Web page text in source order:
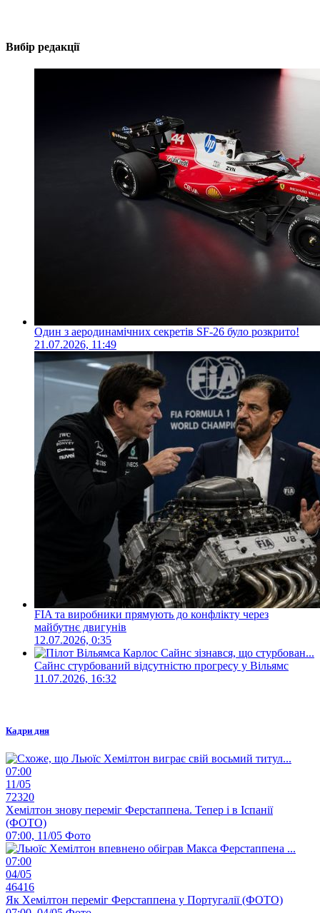
Вибір редакції
Один з аеродинамічних секретів SF-26 було розкрито!
21.07.2026, 11:49
FIA та виробники прямують до конфлікту через
майбутнє двигунів
12.07.2026, 0:35
Сайнс стурбований відсутністю прогресу у Вільямс
11.07.2026, 16:32
Кадри дня
07:00
11/05
72320
Хемілтон знову переміг Ферстаппена. Тепер і в Іспанії
(ФОТО)
07:00, 11/05 Фото
07:00
04/05
46416
Як Хемілтон переміг Ферстаппена у Португалії (ФОТО)